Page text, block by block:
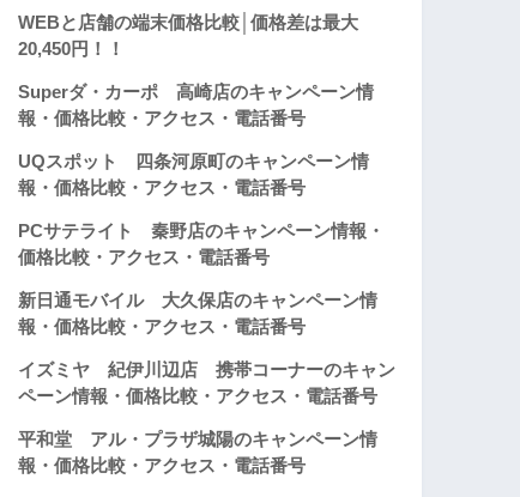
WEBと店舗の端末価格比較│価格差は最大
20,450円！！
Superダ・カーポ 高崎店のキャンペーン情
報・価格比較・アクセス・電話番号
UQスポット 四条河原町のキャンペーン情
報・価格比較・アクセス・電話番号
PCサテライト 秦野店のキャンペーン情報・
価格比較・アクセス・電話番号
新日通モバイル 大久保店のキャンペーン情
報・価格比較・アクセス・電話番号
イズミヤ 紀伊川辺店 携帯コーナーのキャン
ペーン情報・価格比較・アクセス・電話番号
平和堂 アル・プラザ城陽のキャンペーン情
報・価格比較・アクセス・電話番号